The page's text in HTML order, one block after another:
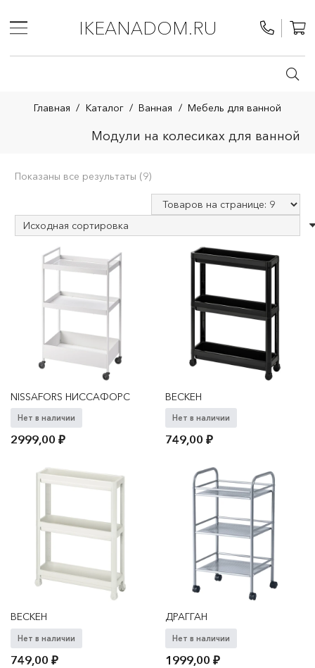
IKEANADOM.RU
Главная / Каталог / Ванная / Мебель для ванной
Модули на колесиках для ванной
Показаны все результаты (9)
NISSAFORS НИССАФОРС
Нет в наличии
2999,00₽
ВЕСКЕН
Нет в наличии
749,00₽
ВЕСКЕН
Нет в наличии
749,00₽
ДРАГГАН
Нет в наличии
1999,00₽